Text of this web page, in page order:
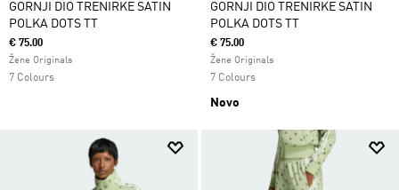
GORNJI DIO TRENIRKE SATIN
POLKA DOTS TT
€ 75.00
Žene Originals
7 Colours
GORNJI DIO TRENIRKE SATIN
POLKA DOTS TT
€ 75.00
Žene Originals
7 Colours
Novo